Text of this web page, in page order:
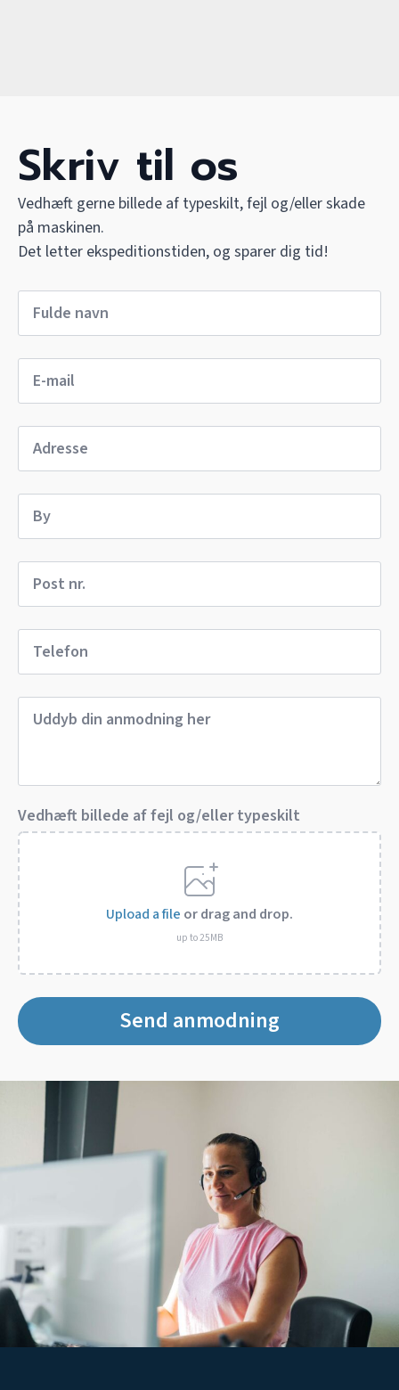
Skriv til os
Vedhæft gerne billede af typeskilt, fejl og/eller skade
på maskinen.
Det letter ekspeditionstiden, og sparer dig tid!
Vedhæft billede af fejl og/eller typeskilt
Upload a file or drag and drop.
up to 25MB
Send anmodning